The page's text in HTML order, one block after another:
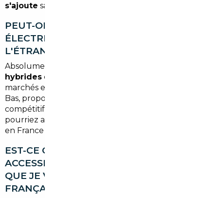
s'ajoute sans votre accord explicite.
PEUT-ON IMPORTER DES VOITURES
ÉLECTRIQUES OU HYBRIDES DEPUIS
L'ÉTRANGER ?
Absolument. L'import de
hybrides est l'une de nos spécialités. Certains
marchés européens, comme la Belgique ou les Pays-
Bas, proposent des stocks importants à des prix très
compétitifs. Selon votre situation fiscale, vous
pourriez aussi bénéficier de dispositifs d'aide à l'achat
en France après immatriculation.
EST-CE QUE VOTRE SERVICE EST
ACCESSIBLE SI JE SUIS À BÈGLES MAIS
QUE JE VEUX ACHETER UNE VOITURE
FRANÇAISE D'OCCASION ?